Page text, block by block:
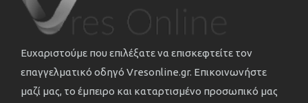
Ευχαριστούμε που επιλέξατε να επισκεφτείτε τον
επαγγελματικό οδηγό Vresonline.gr. Επικοινωνήστε
μαζί μας, το έμπειρο και καταρτισμένο προσωπικό μας